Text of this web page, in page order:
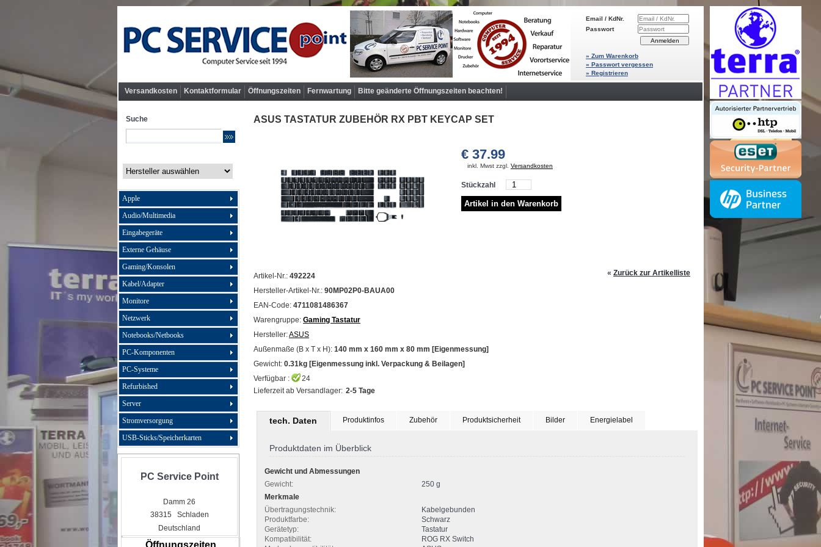
Email / KdNr.
Passwort
» Zum Warenkorb
» Passwort vergessen
» Registrieren
Versandkosten Kontaktformular Öffnungszeiten Fernwartung Bitte geänderte Öffnungszeiten beachten!
Suche
Apple
Audio/Multimedia
Eingabegeräte
Externe Gehäuse
Gaming/Konsolen
Kabel/Adapter
Monitore
Netzwerk
Notebooks/Netbooks
PC-Komponenten
PC-Systeme
Refurbished
Server
Stromversorgung
USB-Sticks/Speicherkarten
PC Service Point
Damm 26
38315 Schladen
Deutschland
Öffnungszeiten
ASUS TASTATUR ZUBEHÖR RX PBT KEYCAP SET
Artikel-Nr.: 492224
Hersteller-Artikel-Nr.: 90MP02P0-BAUA00
EAN-Code: 4711081486367
Warengruppe: Gaming Tastatur
Hersteller:ASUS
Außenmaße (B x T x H): 140 mm x 160 mm x 80 mm [Eigenmessung]
Gewicht: 0.31kg [Eigenmessung inkl. Verpackung & Beilagen]
Verfügbar :
24
Lieferzeit ab Versandlager: 2-5 Tage
€ 37.99
inkl. Mwst zzgl. Versandkosten
Stückzahl
« Zurück zur Artikelliste
tech. Daten Produktinfos Zubehör Produktsicherheit Bilder Energielabel
Produktdaten im Überblick
Gewicht und Abmessungen
Gewicht:
250 g
Merkmale
Übertragungstechnik:
Kabelgebunden
Produktfarbe:
Schwarz
Gerätetyp:
Tastatur
Kompatibilität:
ROG RX Switch